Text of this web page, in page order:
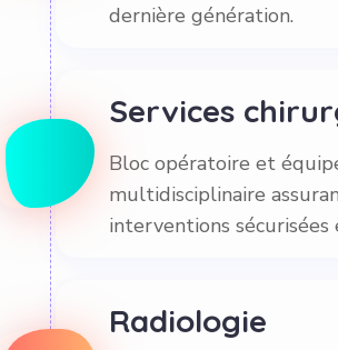
dernière génération.
Services
Bloc opératoire et
multidisciplinaire
interventions sécurisées
Radiologie